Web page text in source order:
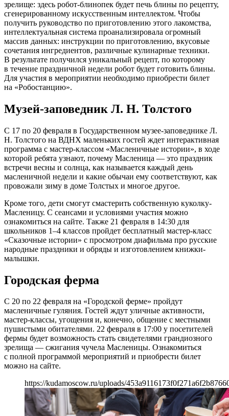
зрелище: здесь робот-блинопек будет печь блины по рецепту,
сгенерированному искусственным интеллектом. Чтобы
получить руководство по приготовлению этого лакомства,
интеллектуальная система проанализировала огромный
массив данных: инструкции по приготовлению, вкусовые
сочетания ингредиентов, различные кулинарные техники.
В результате получился уникальный рецепт, по которому
в течение праздничной недели робот будет готовить блины.
Для участия в мероприятии необходимо приобрести билет
на «Робостанцию».
Музей-заповедник Л. Н. Толстого
С 17 по 20 февраля в Государственном музее-заповеднике Л.
Н. Толстого на ВДНХ маленьких гостей ждет интерактивная
программа с мастер-классом «Масленичные истории», в ходе
которой ребята узнают, почему Масленица — это праздник
встречи весны и солнца, как называется каждый день
масленичной недели и какие обычаи ему соответствуют, как
провожали зиму в доме Толстых и многое другое.
Кроме того, дети смогут смастерить собственную куколку-
Масленицу. С сеансами и условиями участия можно
ознакомиться на сайте. Также 21 февраля в 14:30 для
школьников 1–4 классов пройдет бесплатный мастер-класс
«Сказочные истории» с просмотром диафильма про русские
народные праздники и обряды и изготовлением книжки-
малышки.
Городская ферма
С 20 по 22 февраля на «Городской ферме» пройдут
масленичные гуляния. Гостей ждут уличные активности,
мастер-классы, угощения и, конечно, общение с местными
пушистыми обитателями. 22 февраля в 17:00 у посетителей
фермы будет возможность стать свидетелями грандиозного
зрелища — сжигания чучела Масленицы. Ознакомиться
с полной программой мероприятий и приобрести билет
можно на сайте.
https://kudamoscow.ru/uploads/